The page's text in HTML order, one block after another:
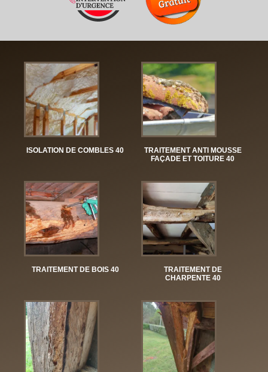
ISOLATION DE COMBLES 40
TRAITEMENT ANTI MOUSSE
FAÇADE ET TOITURE 40
TRAITEMENT DE BOIS 40
TRAITEMENT DE
CHARPENTE 40